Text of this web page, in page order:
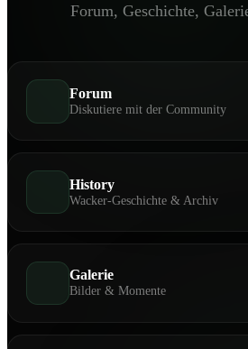
Forum, Geschichte,
Forum
Diskutiere mit der Community
History
Wacker-Geschichte & Archiv
Galerie
Bilder & Momente